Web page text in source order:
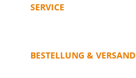
SERVICE
BESTELLUNG & VERSAND